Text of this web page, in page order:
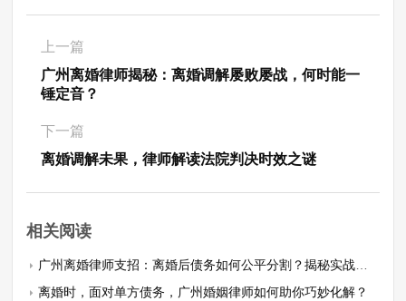
上一篇
广州离婚律师揭秘：离婚调解屡败屡战，何时能一
锤定音？
下一篇
离婚调解未果，律师解读法院判决时效之谜
相关阅读
广州离婚律师支招：离婚后债务如何公平分割？揭秘实战案例与策略
离婚时，面对单方债务，广州婚姻律师如何助你巧妙化解？